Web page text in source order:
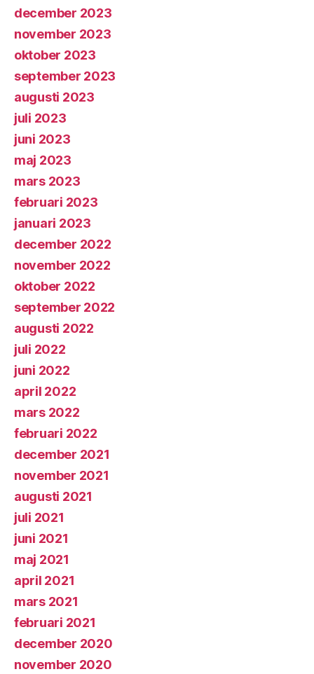
december 2023
november 2023
oktober 2023
september 2023
augusti 2023
juli 2023
juni 2023
maj 2023
mars 2023
februari 2023
januari 2023
december 2022
november 2022
oktober 2022
september 2022
augusti 2022
juli 2022
juni 2022
april 2022
mars 2022
februari 2022
december 2021
november 2021
augusti 2021
juli 2021
juni 2021
maj 2021
april 2021
mars 2021
februari 2021
december 2020
november 2020